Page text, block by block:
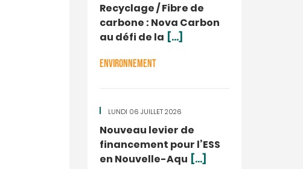
Recyclage / Fibre de
carbone : Nova Carbon
au défi de la [...]
ENVIRONNEMENT
LUNDI 06 JUILLET 2026
Nouveau levier de
financement pour l’ESS
en Nouvelle-Aqu [...]